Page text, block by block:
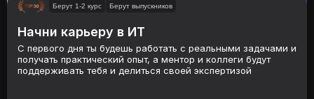
Берут 1-2 курс Берут выпускников
Начни карьеру в ИТ
С первого дня ты будешь работать с реальными задачами и
получать практический опыт, а ментор и коллеги будут
поддерживать тебя и делиться своей экспертизой